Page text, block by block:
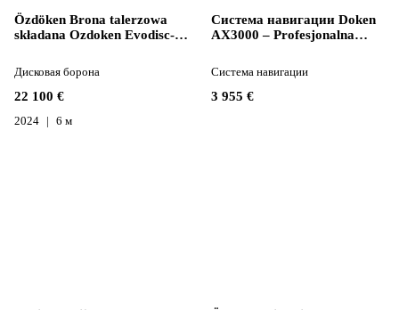
Özdöken Brona talerzowa
składana Ozdoken Evodisc-
22 100 €
Дисковая борона
2024 6 м
Система навигации Doken
AX3000 – Profesjonalna
трактора
3 955 €
Система навигации